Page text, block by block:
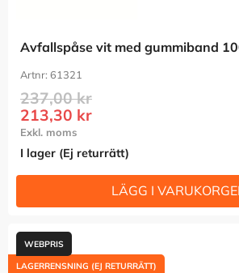
Avfallspåse vit med gummiband
61321
213,30 kr
237,00kr
I lager (Ej returrätt)
LAGERRENSNING (EJ RETURRÄTT)